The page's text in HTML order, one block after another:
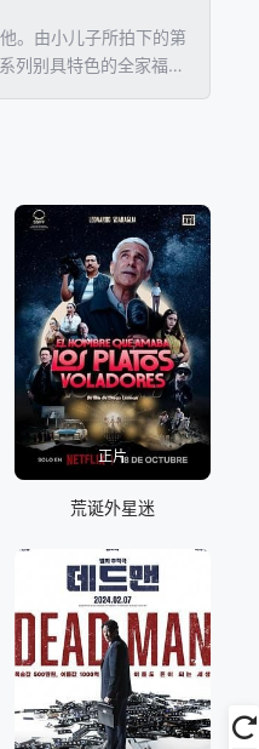
。由小儿子所拍下的第
列别具特色的全家福，
正片
荒诞外星迷